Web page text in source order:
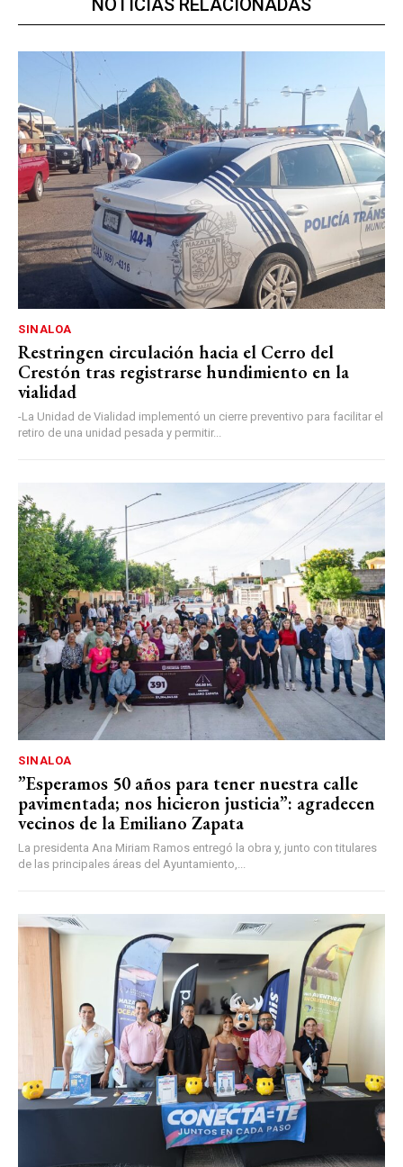
NOTICIAS RELACIONADAS
SINALOA
Restringen circulación hacia el Cerro del
Crestón tras registrarse hundimiento en la
vialidad
-La Unidad de Vialidad implementó un cierre preventivo para facilitar el
retiro de una unidad pesada y permitir...
SINALOA
”Esperamos 50 años para tener nuestra calle
pavimentada; nos hicieron justicia”: agradecen
vecinos de la Emiliano Zapata
La presidenta Ana Miriam Ramos entregó la obra y, junto con titulares
de las principales áreas del Ayuntamiento,...